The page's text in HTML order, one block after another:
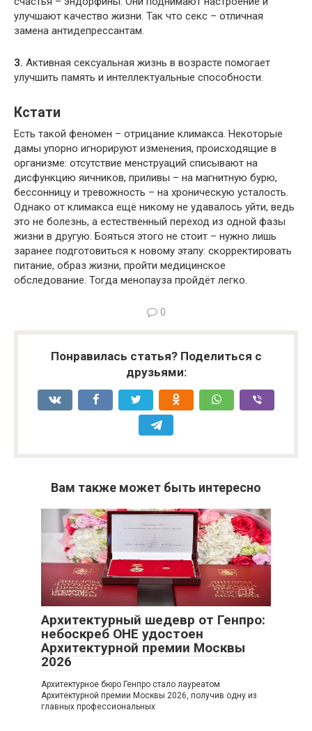
улучшают качество жизни. Так что секс – отличная
замена антидепрессантам.
3. Активная сексуальная жизнь в возрасте помогает
улучшить память и интеллектуальные способности.
Кстати
Есть такой феномен – отрицание климакса. Некоторые
дамы упорно игнорируют изменения, происходящие в
организме: отсутствие менструаций списывают на
дисфункцию яичников, приливы – на магнитную бурю,
бессонницу и тревожность – на хроническую усталость.
Однако от климакса ещё никому не удавалось уйти, ведь
это не болезнь, а естественный переход из одной фазы
жизни в другую. Бояться этого не стоит – нужно лишь
заранее подготовиться к новому этапу: скорректировать
питание, образ жизни, пройти медицинское
обследование. Тогда менопауза пройдёт легко.
0
Понравилась статья? Поделиться с
друзьями:
Вам также может быть интересно
Новости 0
Архитектурный шедевр от Генпро:
небоскреб ОНЕ удостоен
Архитектурной премии Москвы
2026
Архитектурное бюро Генпро стало лауреатом
Архитектурной премии Москвы 2026, получив одну из
главных профессиональных